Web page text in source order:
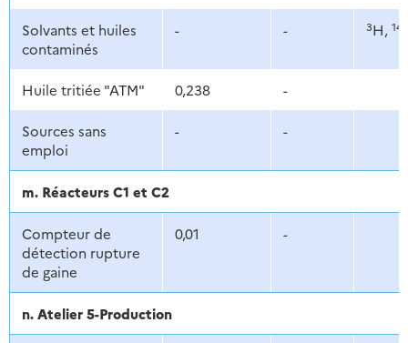
Solvants et huiles
contaminés
- - 3H, 14
Huile tritiée "ATM" 0,238 -
Sources sans
emploi
- -
m. Réacteurs C1 et C2
Compteur de
détection rupture
de gaine
0,01 -
n. Atelier 5-Production